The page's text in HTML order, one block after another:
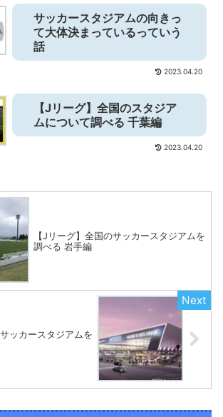
サッカースタジアムの向きっ
て大体決まっているっていう
話
2023.04.20
【Jリーグ】全国のスタジア
ムについて調べる 千葉編
2023.04.20
【Jリーグ】全国のサッカースタジアムを
調べる 岩手編
ッカースタジアムを